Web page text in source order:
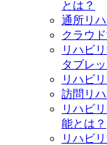
とは？
通所リ
クラウ
リハビ
タブレ
リハビ
訪問リ
リハビ
能とは？
リハビ